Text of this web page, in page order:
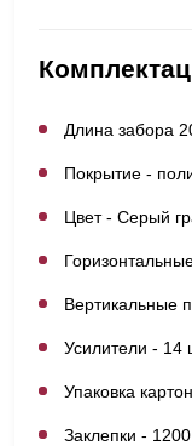
Длина забора
Покрытие -
Цвет - Серый
Вертикальные
Усилители - 14
Упаковка
Заклепки -